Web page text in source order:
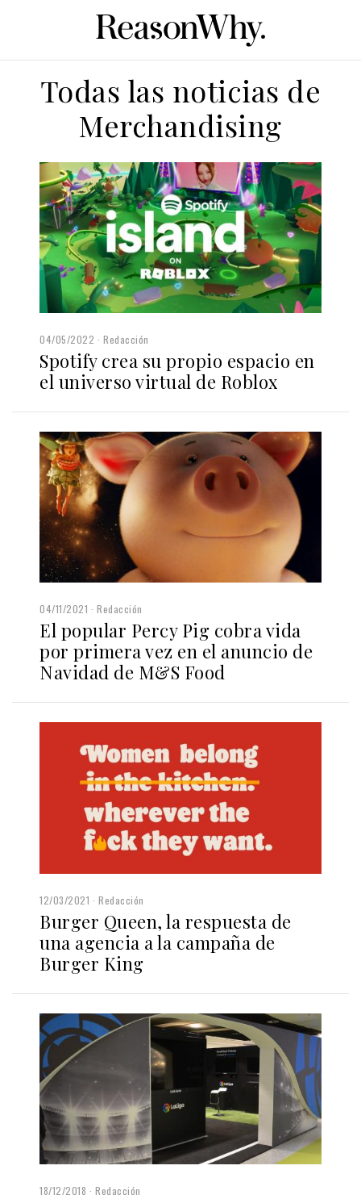
Todas las noticias de
Merchandising
04/05/2022 Redacción
Spotify crea su propio espacio en
el universo virtual de Roblox
04/11/2021 Redacción
El popular Percy Pig cobra vida
por primera vez en el anuncio de
Navidad de M&S Food
12/03/2021 Redacción
Burger Queen, la respuesta de
una agencia a la campaña de
Burger King
18/12/2018 Redacción